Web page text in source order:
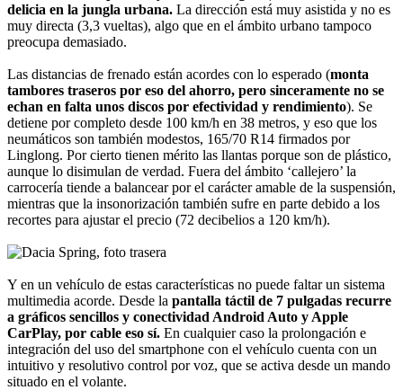
delicia en la jungla urbana. La dirección está muy asistida y no es
muy directa (3,3 vueltas), algo que en el ámbito urbano tampoco
preocupa demasiado.
Las distancias de frenado están acordes con lo esperado (monta
tambores traseros por eso del ahorro, pero sinceramente no se
echan en falta unos discos por efectividad y rendimiento). Se
detiene por completo desde 100 km/h en 38 metros, y eso que los
neumáticos son también modestos, 165/70 R14 firmados por
Linglong. Por cierto tienen mérito las llantas porque son de plástico,
aunque lo disimulan de verdad. Fuera del ámbito ‘callejero’ la
carrocería tiende a balancear por el carácter amable de la suspensión,
mientras que la insonorización también sufre en parte debido a los
recortes para ajustar el precio (72 decibelios a 120 km/h).
Y en un vehículo de estas características no puede faltar un sistema
multimedia acorde. Desde la pantalla táctil de 7 pulgadas recurre
a gráficos sencillos y conectividad Android Auto y Apple
CarPlay, por cable eso sí. En cualquier caso la prolongación e
integración del uso del smartphone con el vehículo cuenta con un
intuitivo y resolutivo control por voz, que se activa desde un mando
situado en el volante.